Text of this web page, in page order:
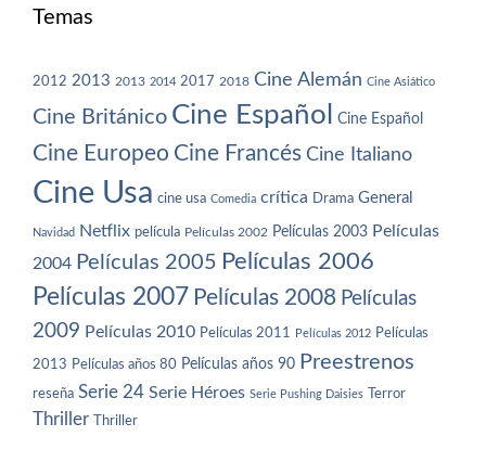
Temas
2012 2013 2013 2014 2017 2018 Cine Alemán Cine Asiático
Cine Británico Cine Español Cine Español
Cine Europeo Cine Francés Cine Italiano
Cine Usa cine usa Comedia crítica Drama General
Navidad Netflix película Películas 2002 Películas 2003 Películas
2004 Películas 2005 Películas 2006
Películas 2007 Películas 2008 Películas
2009 Películas 2010 Películas 2011 Películas 2012 Películas
2013 Películas años 80 Películas años 90 Preestrenos
reseña Serie 24 Serie Héroes Serie Pushing Daisies Terror
Thriller Thriller